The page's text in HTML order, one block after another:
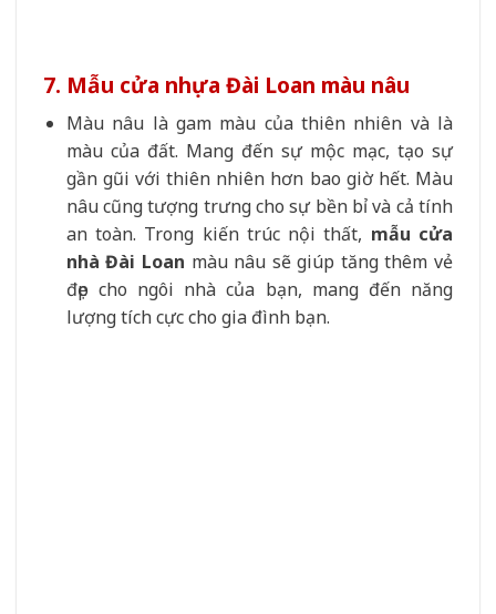
7. Mẫu cửa nhựa Đài Loan màu nâu
Màu nâu là gam màu của thiên nhiên và là
màu của đất. Mang đến sự mộc mạc, tạo sự
gần gũi với thiên nhiên hơn bao giờ hết. Màu
nâu cũng tượng trưng cho sự bền bỉ và cả tính
an toàn. Trong kiến trúc nội thất, mẫu cửa
nhà Đài Loan màu nâu sẽ giúp tăng thêm vẻ
đẹp cho ngôi nhà của bạn, mang đến năng
lượng tích cực cho gia đình bạn.